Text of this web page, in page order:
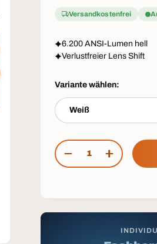
Versandkostenfrei
6.200 ANSI-Lumen hell
Verlustfreier Lens Shift
Variante wählen:
Weiß
Anzahl
MENGE VERRINGERN
MENGE